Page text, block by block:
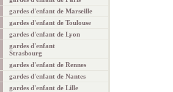
gardes d'enfant de Marseille
gardes d'enfant de Toulouse
gardes d'enfant de Lyon
gardes d'enfant
Strasbourg
gardes d'enfant de Rennes
gardes d'enfant de Nantes
gardes d'enfant de Lille